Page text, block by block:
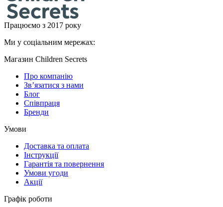
Працюємо з 2017 року
Ми у соціальним мережах:
Магазин Children Secrets
Про компанію
Зв’язатися з нами
Блог
Співпраця
Бренди
Умови
Доставка та оплата
Інструкції
Гарантія та повернення
Умови угоди
Акції
Графік роботи